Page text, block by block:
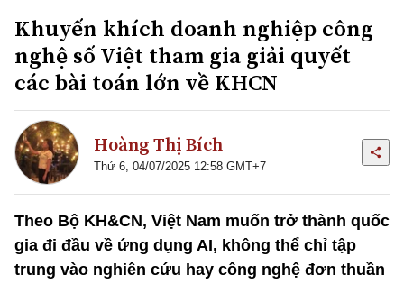
Khuyến khích doanh nghiệp công
nghệ số Việt tham gia giải quyết
các bài toán lớn về KHCN
Hoàng Thị Bích
Thứ 6, 04/07/2025 12:58 GMT+7
Theo Bộ KH&CN, Việt Nam muốn trở thành quốc
gia đi đầu về ứng dụng AI, không thể chỉ tập
trung vào nghiên cứu hay công nghệ đơn thuần